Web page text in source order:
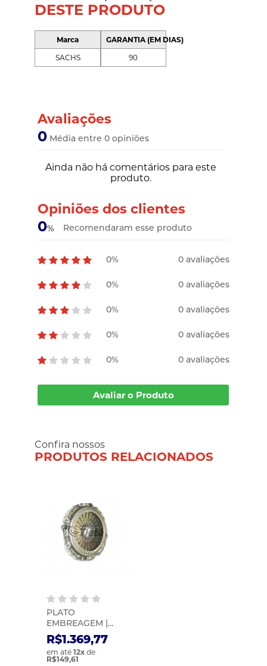
DESTE PRODUTO
Marca
SACHS
GARANTIA (EM DIAS)
90
Avaliações
0 Média entre 0 opiniões
Ainda não há comentários para este
produto.
Opiniões dos clientes
0% Recomendaram esse produto
0% 0 avaliações
0% 0 avaliações
0% 0 avaliações
0% 0 avaliações
0% 0 avaliações
Avaliar o Produto
Confira nossos
PRODUTOS RELACIONADOS
PLATO
EMBREAGEM |
SACHS | 1596 03
R$1.369,77
em até12x de
R$149,61